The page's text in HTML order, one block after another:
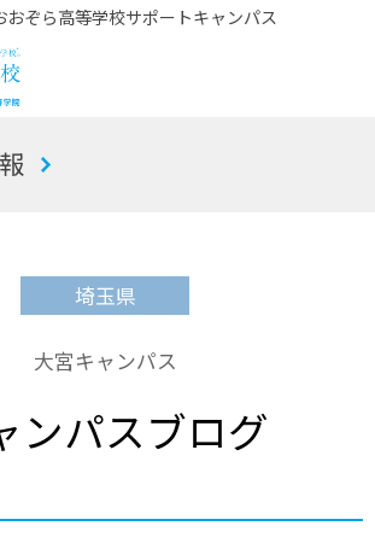
おぞら高等学校サポートキャンパス
お
埼玉県
大宮キャンパス
ンパスブログ